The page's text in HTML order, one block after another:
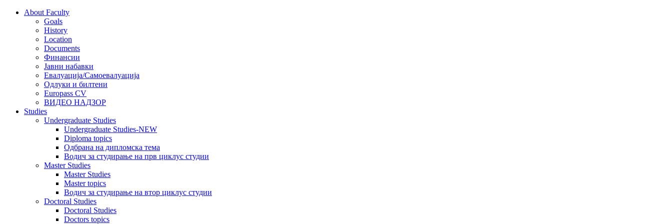
About Faculty
Goals
History
Location
Documents
Финансии
Јавни набавки
Евалуација/Самоевалуација
Одлуки и билтени
Europass CV
ВИДЕО НАДЗОР
Studies
Undergraduate Studies
Undergraduate Studies-NEW
Diploma topics
Одбрана на дипломска тема
Водич за студирање на прв циклус студии
Master Studies
Master Studies
Master topics
Водич за студирање на втор циклус студии
Doctoral Studies
Doctoral Studies
Doctors topics